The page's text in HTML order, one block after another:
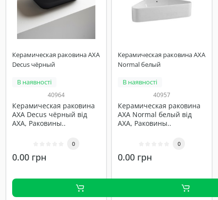
Керамическая раковина AXA
Decus чёрный
В наявності
40964
Керамическая раковина
AXA Decus чёрный від
AXA, Раковины..
0
0.00 грн
Керамическая раковина AXA
Normal белый
В наявності
40957
Керамическая раковина
AXA Normal белый від
AXA, Раковины..
0
0.00 грн